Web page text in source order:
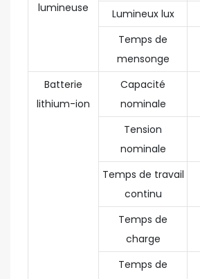
lumineuse
Lumineux lux
Temps de
mensonge
Batterie
lithium-ion
Capacité
nominale
Tension
nominale
Temps de travail
continu
Temps de
charge
Temps de